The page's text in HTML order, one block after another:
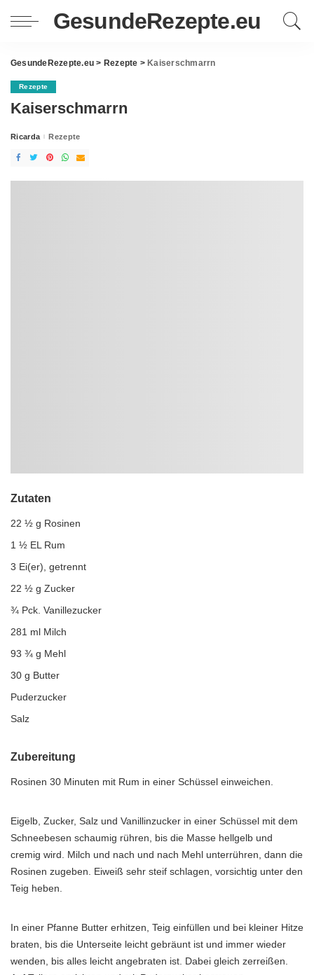
GesundeRezepte.eu
GesundeRezepte.eu > Rezepte > Kaiserschmarrn
Rezepte
Kaiserschmarrn
Posted
Ricarda Rezepte
Zutaten
22 ½ g Rosinen
1 ½ EL Rum
3 Ei(er), getrennt
22 ½ g Zucker
¾ Pck. Vanillezucker
281 ml Milch
93 ¾ g Mehl
30 g Butter
Puderzucker
Salz
Zubereitung
Rosinen 30 Minuten mit Rum in einer Schüssel einweichen.
Eigelb, Zucker, Salz und Vanillinzucker in einer Schüssel mit dem
Schneebesen schaumig rühren, bis die Masse hellgelb und
cremig wird. Milch und nach und nach Mehl unterrühren, dann die
Rosinen zugeben. Eiweiß sehr steif schlagen, vorsichtig unter den
Teig heben.
In einer Pfanne Butter erhitzen, Teig einfüllen und bei kleiner Hitze
braten, bis die Unterseite leicht gebräunt ist und immer wieder
wenden, bis alles leicht angebraten ist. Dabei gleich zerreißen.